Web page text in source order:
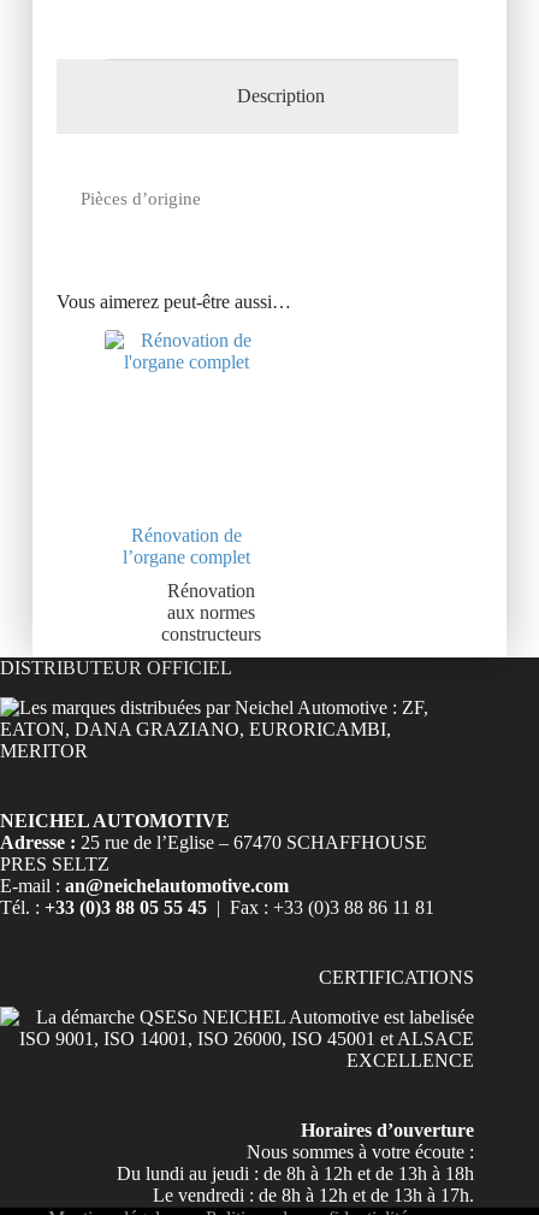
Description
Pièces d’origine
Vous aimerez peut-être aussi…
Rénovation de
l’organe complet
Rénovation
aux normes
constructeurs
DISTRIBUTEUR OFFICIEL
NEICHEL AUTOMOTIVE
Adresse : 25 rue de l’Eglise – 67470 SCHAFFHOUSE
PRES SELTZ
E-mail : an@neichelautomotive.com
Tél. : +33 (0)3 88 05 55 45 | Fax : +33 (0)3 88 86 11 81
CERTIFICATIONS
Horaires d’ouverture
Nous sommes à votre écoute :
Du lundi au jeudi : de 8h à 12h et de 13h à 18h
Le vendredi : de 8h à 12h et de 13h à 17h.